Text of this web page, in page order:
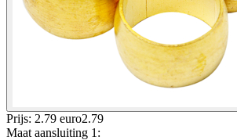
Prijs: 2.79 euro2.79
Maat aansluiting 1 :